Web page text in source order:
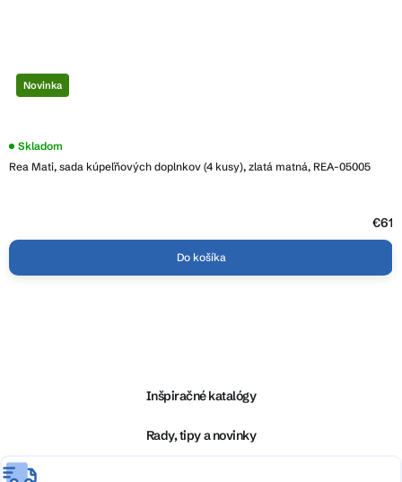
Novinka
Rea Mati, sada kúpeľňových doplnkov (4 kusy), zlatá matná, REA-05005
Skladom
€61
Do košíka
e
Inšpiračné katalógy
Rady, tipy a novinky